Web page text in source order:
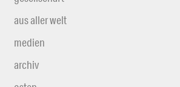
aus aller welt
medien
archiv